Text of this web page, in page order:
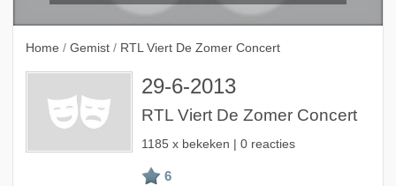
Home / Gemist / RTL Viert De Zomer Concert
29-6-2013
RTL Viert De Zomer Concert
1185 x bekeken | 0 reacties